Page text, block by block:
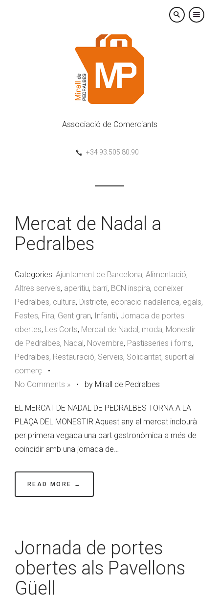
×
Associació de Comerciants
+34 93.505.80.90
Mercat de Nadal a
Pedralbes
Categories: Ajuntament de Barcelona, Alimentació,
Altres serveis, aperitiu, barri, BCN inspira, coneixer
Pedralbes, cultura, Districte, ecoracio nadalenca, egals,
Festes, Fira, Gent gran, Infantil, Jornada de portes
obertes, Les Corts, Mercat de Nadal, moda, Monestir
de Pedralbes, Nadal, Novembre, Pastisseries i forns,
Pedralbes, Restauració, Serveis, Solidaritat, suport al
comerç •
No Comments » • by Mirall de Pedralbes
EL MERCAT DE NADAL DE PEDRALBES TORNA A LA
PLAÇA DEL MONESTIR Aquest any el mercat inclourà
per primera vegada una part gastronòmica a més de
coincidir amb una jornada de…
READ MORE →
Jornada de portes
obertes als Pavellons
Güell